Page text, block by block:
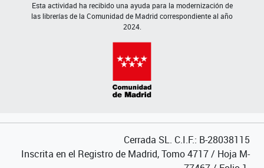
Esta actividad ha recibido una ayuda para la modernización de
las librerías de la Comunidad de Madrid correspondiente al año
2024.
Cerrada SL. C.I.F.: B-28038115
Inscrita en el Registro de Madrid, Tomo 4717 / Hoja M-